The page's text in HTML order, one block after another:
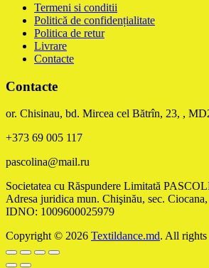
Termeni si conditii
Politică de confidențialitate
Politica de retur
Livrare
Contacte
Contacte
or. Chisinau, bd. Mircea cel Bătrîn, 23, ,
+373 69 005 117
pascolina@mail.ru
Societatea cu Răspundere Limitată
Adresa juridica mun. Chişinău, sec.
IDNO: 1009600025979
Copyright © 2026 Textildance.md. All rights